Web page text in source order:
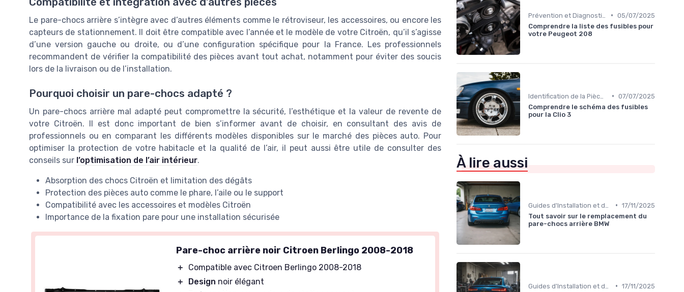
Le pare-chocs arrière s’intègre avec d’autres éléments comme le rétroviseur, les accessoires, ou encore les
capteurs de stationnement. Il doit être compatible avec l’année et le modèle de votre Citroën, qu’il s’agisse
d’une version gauche ou droite, ou d’une configuration spécifique pour la France. Les professionnels
recommandent de vérifier la compatibilité des pièces avant tout achat, notamment pour éviter des soucis
lors de la livraison ou de l’installation.
Pourquoi choisir un pare-chocs adapté ?
Un pare-chocs arrière mal adapté peut compromettre la sécurité, l’esthétique et la valeur de revente de
votre Citroën. Il est donc important de bien s’informer avant de choisir, en consultant des avis de
professionnels ou en comparant les différents modèles disponibles sur le marché des pièces auto. Pour
optimiser la protection de votre habitacle et la qualité de l’air, il peut aussi être utile de consulter des
conseils sur l’optimisation de l’air intérieur.
Absorption des chocs Citroën et limitation des dégâts
Protection des pièces auto comme le phare, l’aile ou le support
Compatibilité avec les accessoires et modèles Citroën
Importance de la fixation pare pour une installation sécurisée
Pare-choc arrière noir Citroen Berlingo 2008-2018
＋
Compatible avec Citroen Berlingo 2008-2018
＋
Design noir élégant
• 05/07/2025
Comprendre la liste des fusibles pour
votre Peugeot 208
• 07/07/2025
Comprendre le schéma des fusibles
pour la Clio 3
À lire aussi
• 17/11/2025
Tout savoir sur le remplacement du
pare-chocs arrière BMW
• 17/11/2025